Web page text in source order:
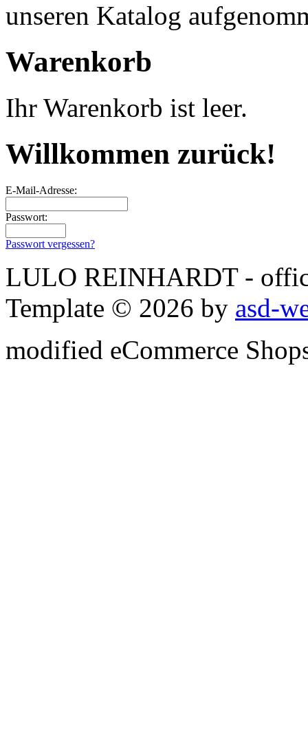
unseren Katalog
Warenkorb
Ihr Warenkorb ist leer.
Willkommen zurück!
E-Mail-Adresse:
Passwort:
Passwort vergessen?
LULO REINHARDT -
Template © 2026 by asd-
modified eCommerce